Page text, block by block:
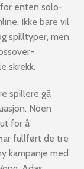
enten solo-
Ikke bare vil
spilltyper, men
skrekk.
spillere gå
Noen
for å
fullført de tre
kampanje med